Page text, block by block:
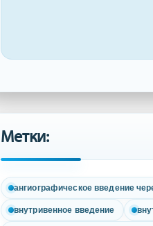
Метки:
ангиографическое введение
внутривенное введение